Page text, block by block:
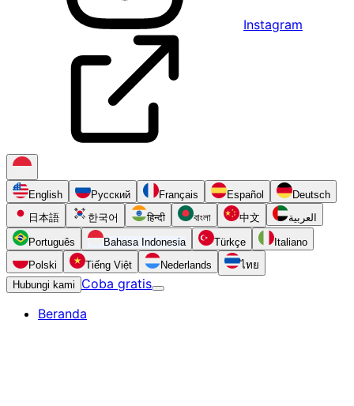
Instagram
English Русский Français Español
Deutsch
日本語
한국어 हिन्दी বাংলা 中文 العربية
Português Bahasa Indonesia Türkçe
Italiano
Polski
Tiếng Việt Nederlands
ไทย
Hubungi kami
Coba gratis
Beranda